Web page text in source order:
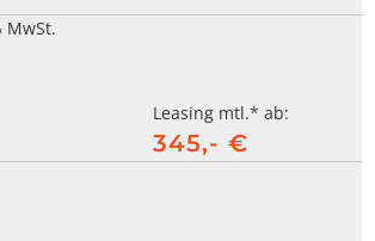
MwSt.
Leasing mtl.* ab:
345,- €